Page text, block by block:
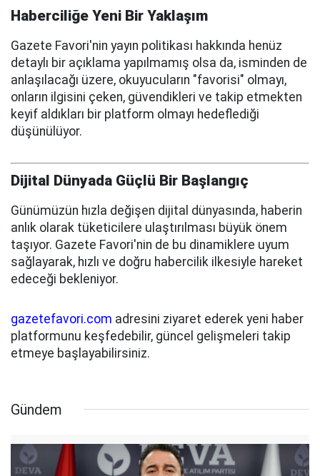
Haberciliğe Yeni Bir Yaklaşım
Gazete Favori'nin yayın politikası hakkında henüz
detaylı bir açıklama yapılmamış olsa da, isminden de
anlaşılacağı üzere, okuyucuların "favorisi" olmayı,
onların ilgisini çeken, güvendikleri ve takip etmekten
keyif aldıkları bir platform olmayı hedeflediği
düşünülüyor.
Dijital Dünyada Güçlü Bir Başlangıç
Günümüzün hızla değişen dijital dünyasında, haberin
anlık olarak tüketicilere ulaştırılması büyük önem
taşıyor. Gazete Favori'nin de bu dinamiklere uyum
sağlayarak, hızlı ve doğru habercilik ilkesiyle hareket
edeceği bekleniyor.
gazetefavori.com adresini ziyaret ederek yeni haber
platformunu keşfedebilir, güncel gelişmeleri takip
etmeye başlayabilirsiniz.
Gündem